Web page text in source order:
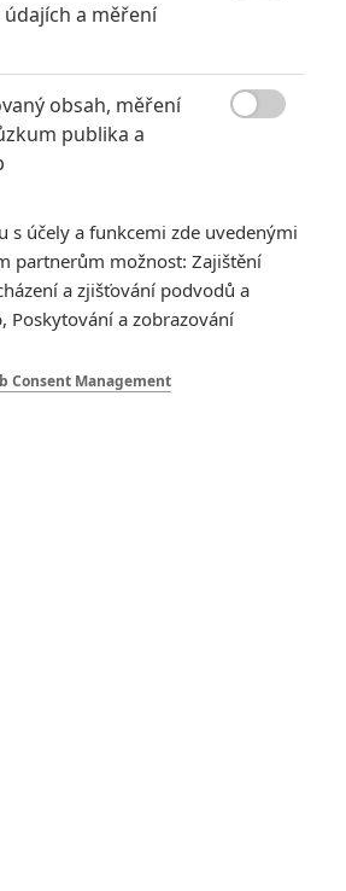
schválené pokračování
trailer představuje akční fantasy
den – Podle recenzí máme čekat
a měření
obsah, měření
publika a
s účely a funkcemi zde uvedenými
partnerům možnost: Zajištění
a zjišťování podvodů a
Poskytování a zobrazování
Consent Management